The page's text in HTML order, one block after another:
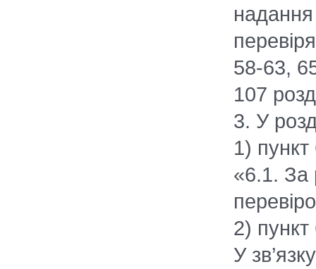
58-63,
107
3. У
1) пункт
«6.1. За
2)
У